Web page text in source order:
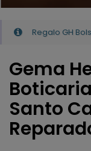
Gema
Santo
Regalo GH